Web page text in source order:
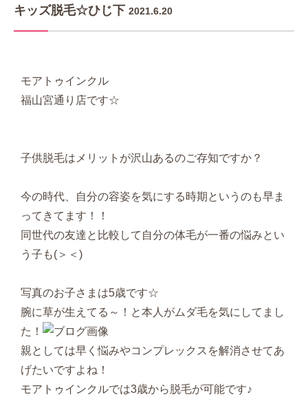
キッズ脱毛☆ひじ下 2021.6.20
モアトゥインクル
福山宮通り店です☆
子供脱毛はメリットが沢山あるのご存知ですか？
今の時代、自分の容姿を気にする時期というのも早ま
ってきてます！！
同世代の友達と比較して自分の体毛が一番の悩みとい
う子も(＞＜)
写真のお子さまは5歳です☆
腕に草が生えてる～！と本人がムダ毛を気にしてまし
た！
親としては早く悩みやコンプレックスを解消させてあ
げたいですよね！
モアトゥインクルでは3歳から脱毛が可能です♪